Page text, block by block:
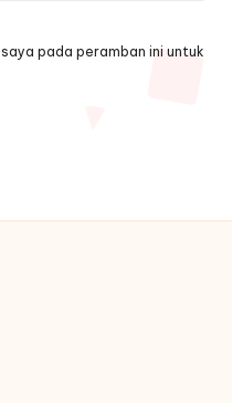
pada peramban ini untuk